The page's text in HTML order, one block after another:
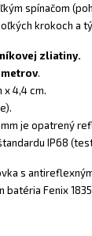
spínačom
krokoch a
zliatiny.
.
x 4,4 cm.
je opatrený
IP68
s
batéria Fenix